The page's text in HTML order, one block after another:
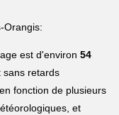
Orangis:
est d'environ54
sans retards
fonction de plusieurs
et